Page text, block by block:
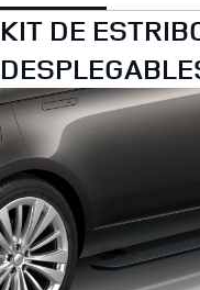
KIT DE